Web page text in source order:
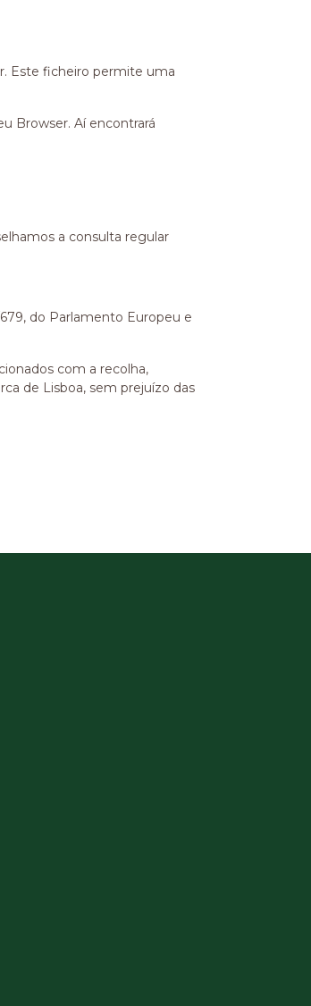
Este ficheiro permite uma
Browser. Aí encontrará
a consulta regular
do Parlamento Europeu e
com a recolha,
de Lisboa, sem prejuízo das